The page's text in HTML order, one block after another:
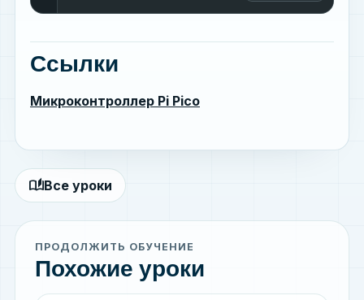
Ссылки
Микроконтроллер Pi Pico
auto_storiesВсе уроки
ПРОДОЛЖИТЬ ОБУЧЕНИЕ
Похожие уроки